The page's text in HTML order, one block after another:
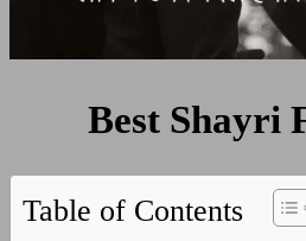
Best Shayri
Table of Contents